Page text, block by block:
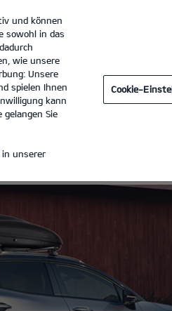
Tel. :03741 - 3070
und können
sowohl in das
wie unsere
Unsere
spielen Ihnen
kann
Sie
in unserer
Cookie-